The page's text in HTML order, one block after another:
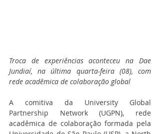
Troca de experiências aconteceu na Dae
Jundiaí, na última quarta-feira (08), com
rede acadêmica de colaboração global
A comitiva da University Global
Partnership Network (UGPN), rede
acadêmica de colaboração formada pela